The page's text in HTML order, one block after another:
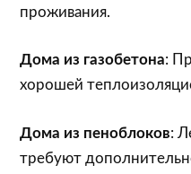
проживания.
Дома из газобетона:
хорошей
Дома из пеноблоков:
требуют